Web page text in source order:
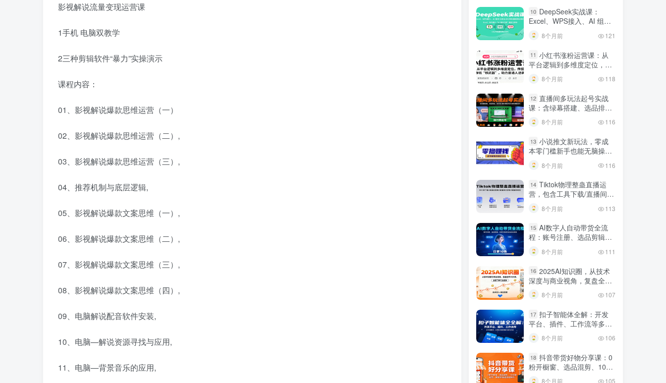
影视解说流量变现运营课
1手机 电脑双教学
2三种剪辑软件“暴力”实操演示
课程内容：
01、影视解说爆款思维运营（一）
02、影视解说爆款思维运营（二）,
03、影视解说爆款思维运营（三）,
04、推荐机制与底层逻辑,
05、影视解说爆款文案思维（一）,
06、影视解说爆款文案思维（二）,
07、影视解说爆款文案思维（三）,
08、影视解说爆款文案思维（四）,
09、电脑解说配音软件安装,
10、电脑—解说资源寻找与应用,
11、电脑—背景音乐的应用,
10 DeepSeek实战课：
Excel、WPS接入、AI 组合
工具与小红书批量做笔记技
巧
8个月前 121
11 小红书涨粉运营课：从
平台逻辑到多维度定位，传
人逆袭8个月前 118
12 直播间多玩法起号实战
课：含绿幕搭建、选品排
规调整技巧
8个月前 116
13 小说推文新玩法，零成
本零门槛新手也能无脑操
8个月前 116
14 Tiktok物理整蛊直播运
营，包含工具下载/直播间搭
建/直播素材获取/跟播思路
等
8个月前 113
15 AI数字人自动带货全流
程：账号注册、选品剪辑，
日更10条作品自动化变现
8个月前 111
16 2025AI知识圈，从技术
深度与商业视角，复盘全年
AI大事，全面了解行业趋势
8个月前 107
17 扣子智能体全解：开发
平台、插件、工作流等多方
发布内容
8个月前 106
18 抖音带货好物分享课：0
粉开橱窗、选品混剪、1000
8个月前 105